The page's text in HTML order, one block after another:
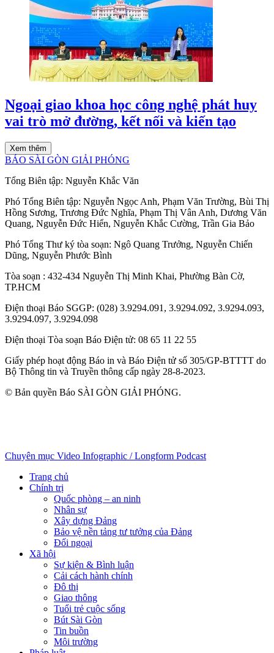
Ngoại giao khoa học công nghệ phát huy
vai trò mở đường, kết nối và kiến tạo
Xem thêm
BÁO SÀI GÒN GIẢI PHÓNG
Tổng Biên tập: Nguyễn Khắc Văn
Phó Tổng Biên tập: Nguyễn Ngọc Anh, Phạm Văn Trường, Bùi Thị
Hồng Sương, Trương Đức Nghĩa, Phạm Thị Vân Anh, Dương Văn
Quang, Nguyễn Đức Hiển, Nguyễn Khắc Cường, Trần Gia Bảo
Phó Tổng Thư ký tòa soạn: Ngô Quang Trưởng, Nguyễn Chiến
Dũng, Nguyễn Phước Bình
Tòa soạn : 432-434 Nguyễn Thị Minh Khai, Phường Bàn Cờ,
TP.HCM
Điện thoại Báo SGGP: (028) 3.9294.091, 3.9294.092, 3.9294.093,
3.9294.097, 3.9294.098
Điện thoại Tòa soạn Báo Điện tử: 08 65 11 22 55
Giấy phép hoạt động Báo in và Báo Điện tử số 305/GP-BTTTT do
Bộ Thông tin và Truyền thông cấp ngày 28-8-2023.
© Bản quyền Báo SÀI GÒN GIẢI PHÓNG.
Chuyên mục Video Infographic / Longform Podcast
Trang chủ
Chính trị
Quốc phòng – an ninh
Nhân sự
Xây dựng Đảng
Bảo vệ nền tảng tư tưởng của Đảng
Đối ngoại
Xã hội
Sự kiện & Bình luận
Cải cách hành chính
Đô thị
Giao thông
Tuổi trẻ cuộc sống
Bút Sài Gòn
Tin buồn
Môi trường